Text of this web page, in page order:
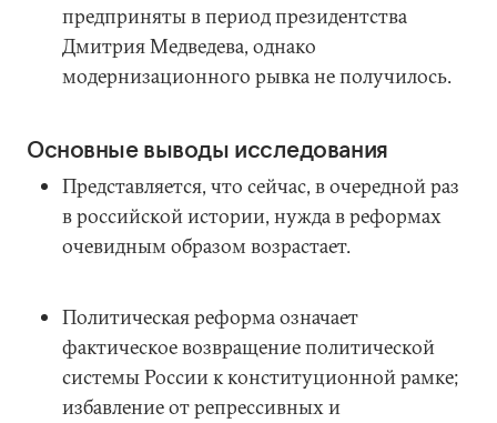
предприняты в период президентства
Дмитрия Медведева, однако
модернизационного рывка не получилось.
Основные выводы исследования
Представляется, что сейчас, в очередной раз
в российской истории, нужда в реформах
очевидным образом возрастает.
Политическая реформа означает
фактическое возвращение политической
системы России к конституционной рамке;
избавление от репрессивных и